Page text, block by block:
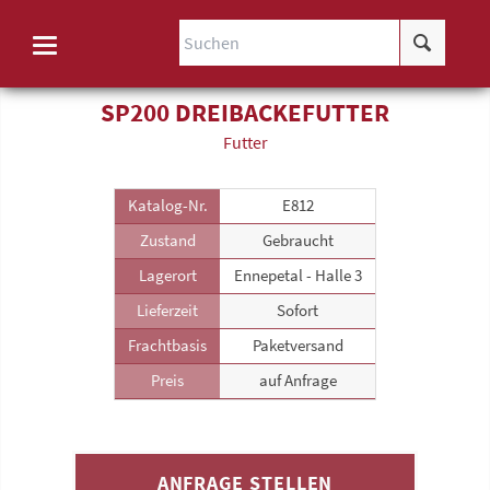
SP200 DREIBACKEFUTTER
Futter
Katalog-Nr.
E812
Zustand
Gebraucht
Lagerort
Ennepetal - Halle 3
Lieferzeit
Sofort
Frachtbasis
Paketversand
Preis
auf Anfrage
ANFRAGE STELLEN